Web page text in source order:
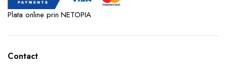
Plata online prin NETOPIA
Contact